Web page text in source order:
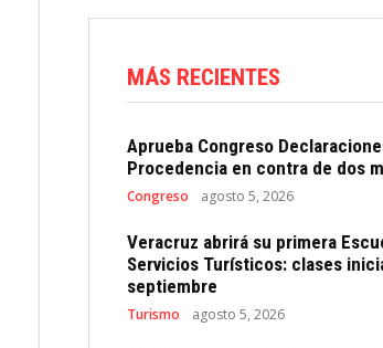
MÁS RECIENTES
Aprueba Congreso
Procedencia en contra de dos
Congreso agosto 5, 2026
Veracruz abrirá su primera
Servicios Turísticos: clases
septiembre
Turismo agosto 5, 2026